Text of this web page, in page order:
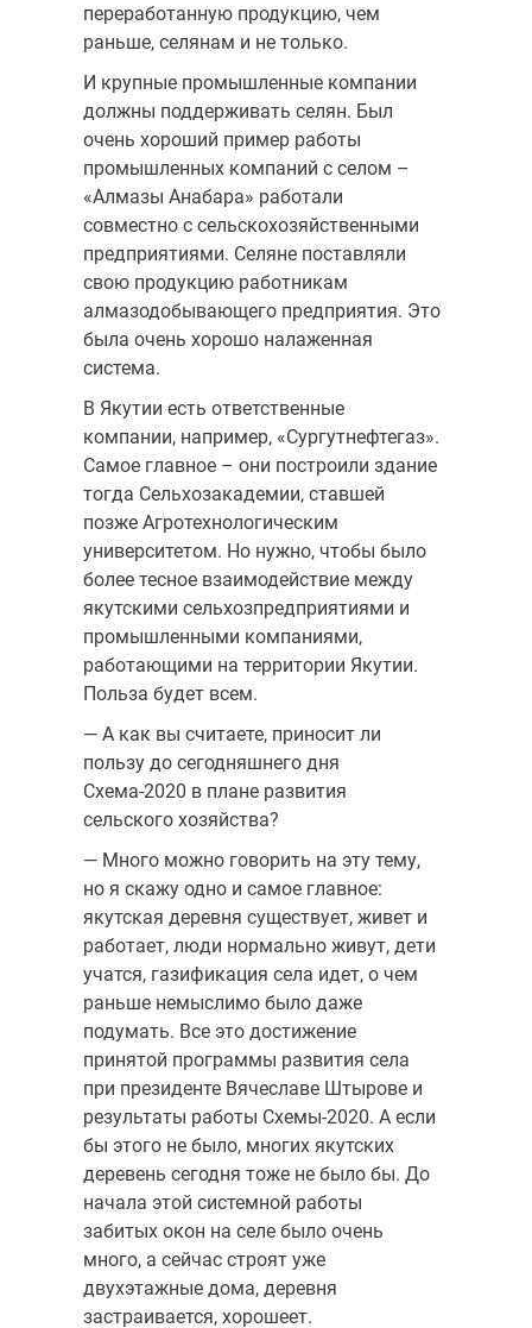
переработанную продукцию, чем
раньше, селянам и не только.
И крупные промышленные компании
должны поддерживать селян. Был
очень хороший пример работы
промышленных компаний с селом –
«Алмазы Анабара» работали
совместно с сельскохозяйственными
предприятиями. Селяне поставляли
свою продукцию работникам
алмазодобывающего предприятия. Это
была очень хорошо налаженная
система.
В Якутии есть ответственные
компании, например, «Сургутнефтегаз».
Самое главное – они построили здание
тогда Сельхозакадемии, ставшей
позже Агротехнологическим
университетом. Но нужно, чтобы было
более тесное взаимодействие между
якутскими сельхозпредприятиями и
промышленными компаниями,
работающими на территории Якутии.
Польза будет всем.
— А как вы считаете, приносит ли
пользу до сегодняшнего дня
Схема-2020 в плане развития
сельского хозяйства?
— Много можно говорить на эту тему,
но я скажу одно и самое главное:
якутская деревня существует, живет и
работает, люди нормально живут, дети
учатся, газификация села идет, о чем
раньше немыслимо было даже
подумать. Все это достижение
принятой программы развития села
при президенте Вячеславе Штырове и
результаты работы Схемы-2020. А если
бы этого не было, многих якутских
деревень сегодня тоже не было бы. До
начала этой системной работы
забитых окон на селе было очень
много, а сейчас строят уже
двухэтажные дома, деревня
застраивается, хорошеет.